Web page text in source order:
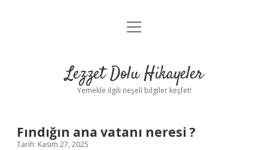
Anasayfa
Yasal Uyarı
menüyü
Lezzet Dolu Hikayeler
Yemekle ilgili neşeli bilgiler keşfet!
Fındığın ana vatanı neresi ?
Tarih: Kasım 27, 2025